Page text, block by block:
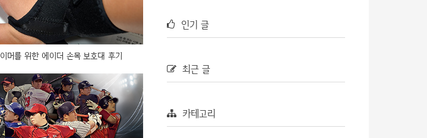
머를 위한 에이더 손목 보호대 후기
인기 글
최근 글
카테고리